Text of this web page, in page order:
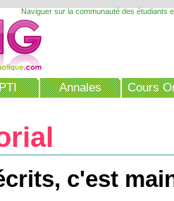
Naviguer sur la communauté des étudiants
Annales Cours
c'est